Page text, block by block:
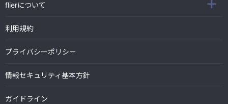
flierについて
利用規約
プライバシーポリシー
情報セキュリティ基本方針
ガイドライン